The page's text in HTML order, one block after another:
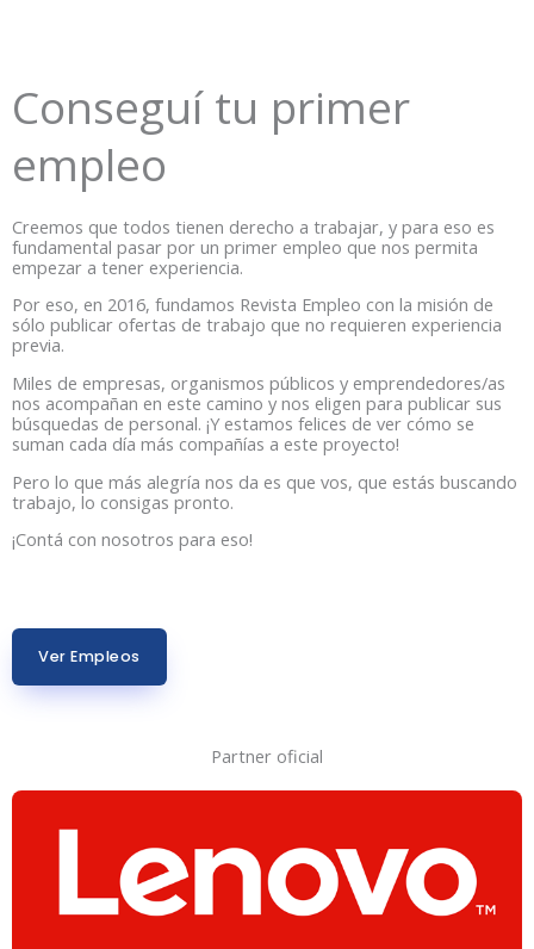
Conseguí tu primer
empleo
Creemos que todos tienen derecho a trabajar, y para eso es
fundamental pasar por un primer empleo que nos permita
empezar a tener experiencia.
Por eso, en 2016, fundamos Revista Empleo con la misión de
sólo publicar ofertas de trabajo que no requieren experiencia
previa.
Miles de empresas, organismos públicos y emprendedores/as
nos acompañan en este camino y nos eligen para publicar sus
búsquedas de personal. ¡Y estamos felices de ver cómo se
suman cada día más compañías a este proyecto!
Pero lo que más alegría nos da es que vos, que estás buscando
trabajo, lo consigas pronto.
¡Contá con nosotros para eso!
Ver Empleos
Partner oficial